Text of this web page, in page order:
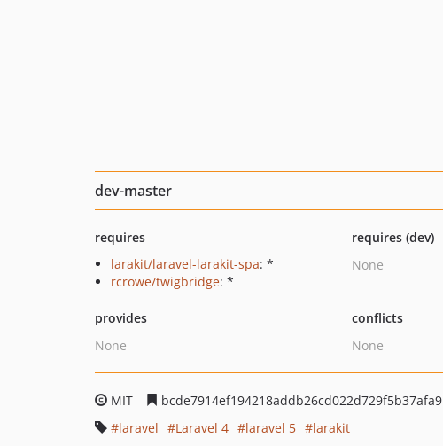
dev-master
requires
larakit/laravel-larakit-spa: *
rcrowe/twigbridge: *
requires (dev)
None
provides
None
conflicts
None
MIT
bcde7914ef194218addb26cd022d729f5b37afa9
laravel
Laravel 4 laravel 5
larakit